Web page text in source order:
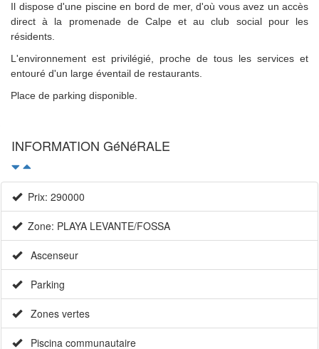
Il dispose d'une piscine en bord de mer, d'où vous avez un accès
direct à la promenade de Calpe et au club social pour les
résidents.
L'environnement est privilégié, proche de tous les services et
entouré d'un large éventail de restaurants.
Place de parking disponible.
INFORMATION GéNéRALE
Prix: 290000
Zone: PLAYA LEVANTE/FOSSA
Ascenseur
Parking
Zones vertes
Piscina communautaire